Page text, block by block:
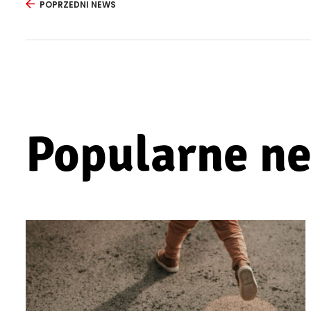
POPRZEDNI NEWS
Popularne